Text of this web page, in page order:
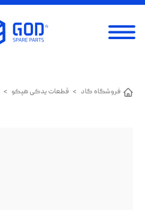
فروشگاه گاد > قطعات یدکی هپکو >